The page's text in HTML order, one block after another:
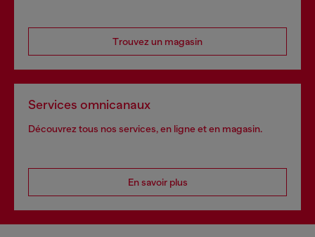
Trouvez un magasin
Services omnicanaux
Découvrez tous nos services, en ligne et en magasin.
En savoir plus